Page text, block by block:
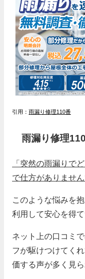
引用： 雨漏り修理110番
雨漏り修理
「突然の雨漏りで
で仕方がありません
このような悩みを
利用して安心を得て
ネット上の口コミ
フが駆けつけてく
価する声が多く見ら